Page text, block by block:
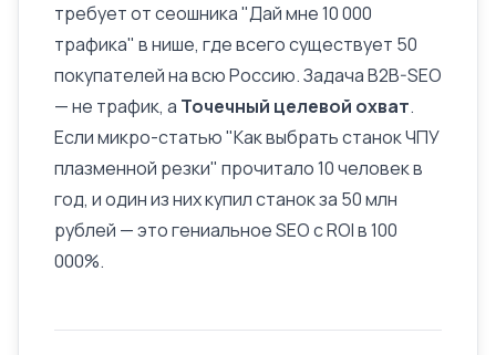
требует от сеошника "Дай мне 10 000
трафика" в нише, где всего существует 50
покупателей на всю Россию. Задача B2B-SEO
— не трафик, а Точечный целевой охват.
Если микро-статью "Как выбрать станок ЧПУ
плазменной резки" прочитало 10 человек в
год, и один из них купил станок за 50 млн
рублей — это гениальное SEO с ROI в 100
000%.